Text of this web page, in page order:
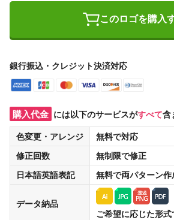
このロゴを購入
銀行振込・クレジット決済対応
購入代金 には以下のサービスがすべて含
色変更・アレンジ
無料で対応
修正回数
無制限で修正
日本語英語表記
無料で両パターン作
データ納品
ご希望に応じた形